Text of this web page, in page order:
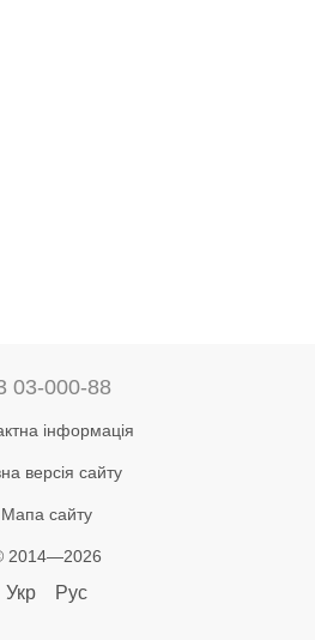
03-000-88
інформація
версія сайту
Мапа сайту
2014—2026
Укр Рус